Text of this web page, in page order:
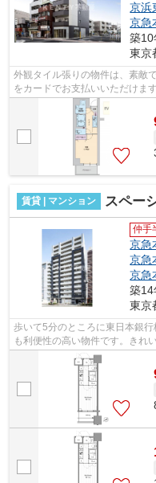
京浜
京急
築10
東京
外観タイル張りの物件は、素敵
をカードでお支払いいただけま
性の高い物件です。こちらの物件
賃貸 | マンション スペー
仲手
京急
京急
京急
築14
東京
歩いて5分のところに東日本銀
も利便性の高い物件です。きれ
イル張りとなっております。駅ま